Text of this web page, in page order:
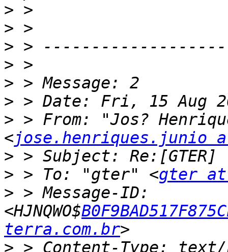
>
>
>
>
>
>
> > From: "Jos?
<jose.henriques.junio
>
> > To: "gter" <gter
> > Message-ID:
<HJNQWO$
terra.com.br
>